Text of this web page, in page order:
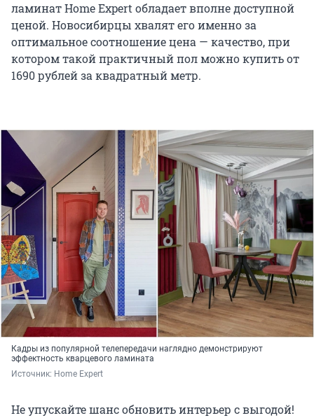
ламинат Home Expert обладает вполне доступной
ценой. Новосибирцы хвалят его именно за
оптимальное соотношение цена — качество, при
котором такой практичный пол можно купить от
1690 рублей за квадратный метр.
Кадры из популярной телепередачи наглядно демонстрируют
эффектность кварцевого ламината
Источник: Home Expert
Не упускайте шанс обновить интерьер с выгодой!